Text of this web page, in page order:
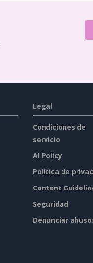
Legal
Condiciones de
servicio
AI Policy
Política de
Content
Seguridad
Denunciar